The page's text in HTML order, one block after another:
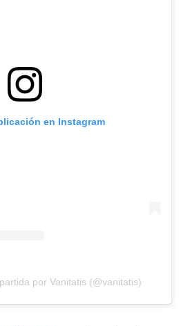
en Instagram
por Vanitatis (@vanitatis)